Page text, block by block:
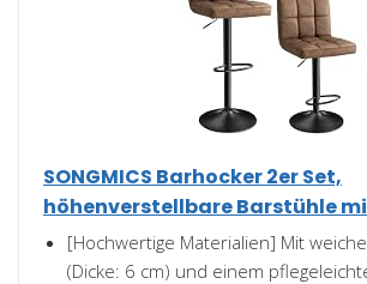
SONGMICS Barhocker 2er Set,
höhenverstellbare Barstühle
[Hochwertige Materialien] Mit
(Dicke: 6 cm) und einem